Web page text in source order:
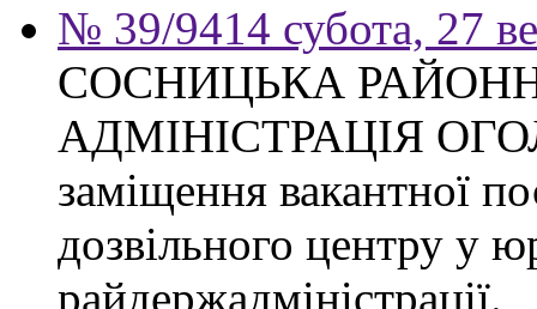
№ 39/9414 субота, 27
СОСНИЦЬКА
АДМІНІСТРАЦІЯ
заміщення вакантної
дозвільного центру у
райдержадміністрації.